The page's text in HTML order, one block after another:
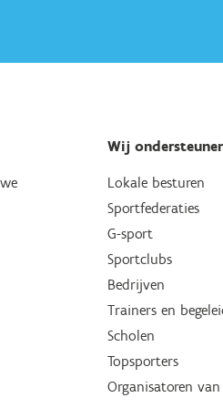
Wij
Lokale besturen
Sportfederaties
G-sport
Sportclubs
Bedrijven
Trainers en
Scholen
Topsporters
Organisatoren